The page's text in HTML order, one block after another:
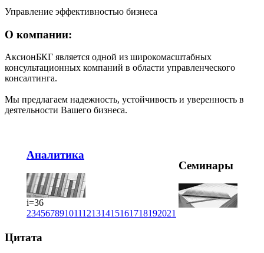
Управление эффективностью бизнеса
О компании:
АксионБКГ является одной из широкомасштабных
консультационных компаний в области управленческого
консалтинга.
Мы предлагаем надежность, устойчивость и уверенность в
деятельности Вашего бизнеса.
Аналитика
i=36
23456789101112131415161718192021
Семинары
Цитата